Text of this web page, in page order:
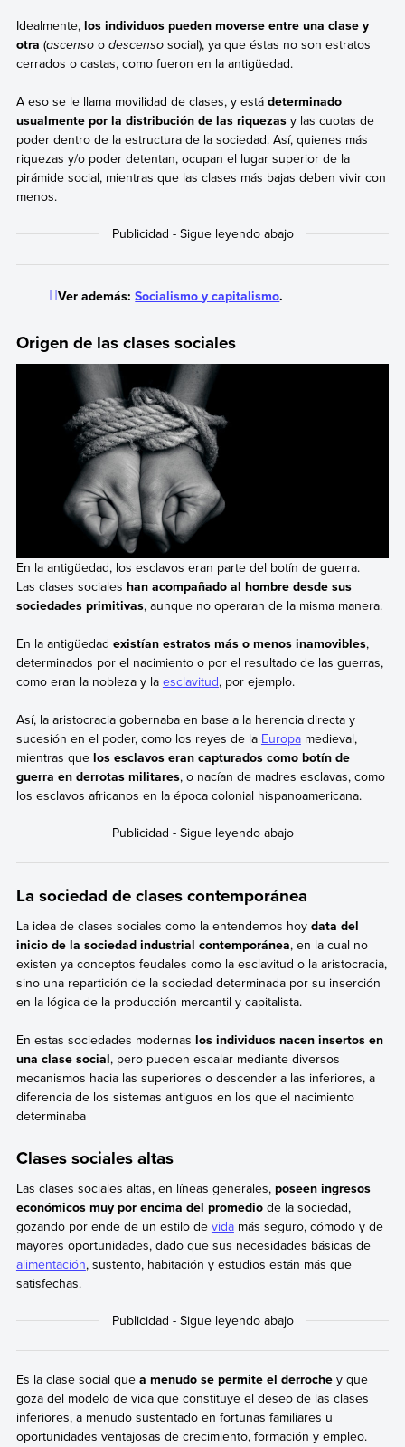
Idealmente, los individuos pueden moverse entre una clase y
otra (ascensoo descensosocial), ya que éstas no son estratos
cerrados o castas, como fueron en la antigüedad.
A eso se le llama movilidad de clases, y estádeterminado
usualmente por la distribución de las riquezasy las cuotas de
poder dentro de la estructura de la sociedad. Así, quienes más
riquezas y/o poder detentan, ocupan el lugar superior de la
pirámide social, mientras que las clases más bajas deben vivir con
menos.
Ver además:Socialismo y capitalismo.
Origen de las clases sociales
En la antigüedad, los esclavos eran parte del botín de guerra.
Las clases sociales han acompañado al hombre desde sus
sociedades primitivas, aunque no operaran de la misma manera.
En la antigüedad existían estratos más o menos inamovibles,
determinados por el nacimiento o por el resultado de las guerras,
como eran la nobleza y la esclavitud, por ejemplo.
Así, la aristocracia gobernaba en base a la herencia directa y
sucesión en el poder, como los reyes de la Europamedieval,
mientras que los esclavos eran capturados como botín de
guerra en derrotas militares, o nacían de madres esclavas, como
los esclavos africanos en la época colonial hispanoamericana.
La sociedad de clases contemporánea
La idea de clases sociales como la entendemos hoy data del
inicio de la sociedad industrial contemporánea, en la cual no
existen ya conceptos feudales como la esclavitud o la aristocracia,
sino una repartición de la sociedad determinada por su inserción
en la lógica de la producción mercantil y capitalista.
En estas sociedades modernas los individuos nacen insertos en
una clase social, pero pueden escalar mediante diversos
mecanismos hacia las superiores o descender a las inferiores, a
diferencia de los sistemas antiguos en los que el nacimiento
determinaba
Clases sociales altas
Las clases sociales altas, en líneas generales,poseen ingresos
económicos muy por encima del promediode la sociedad,
gozando por ende de un estilo de vidamás seguro, cómodo y de
mayores oportunidades, dado que sus necesidades básicas de
alimentación, sustento, habitación y estudios están más que
satisfechas.
Es la clase social que a menudo se permite el derrochey que
goza del modelo de vida que constituye el deseo de las clases
inferiores, a menudo sustentado en fortunas familiares u
oportunidades ventajosas de crecimiento, formación y empleo.